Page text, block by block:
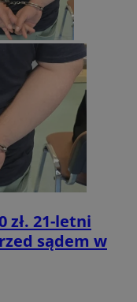
zł. 21-letni
sądem w